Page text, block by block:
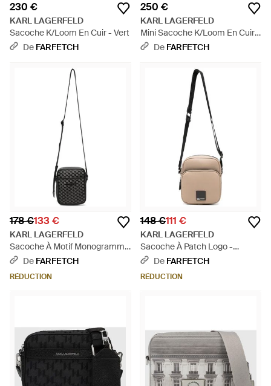
230 €
KARL LAGERFELD
Sacoche K/Loom En Cuir - Vert
De FARFETCH
250 €
KARL LAGERFELD
Mini Sacoche K/Loom En Cuir -
VertDe FARFETCH
178 €133 €
KARL LAGERFELD
Sacoche À Motif Monogrammé
- Noir
De FARFETCH
RÉDUCTION
148 €111 €
KARL LAGERFELD
Sacoche À Patch Logo -
Neutre
De FARFETCH
RÉDUCTION